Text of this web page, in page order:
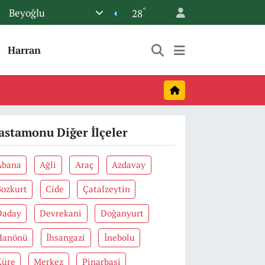
Beyoğlu 28°
Harran
Diğer İlçeler
Ağli Araç Azdavay
Cide Çatalzeytin
Devrekani Doğanyurt
İhsangazi İnebolu
Merkez Pinarbaşi